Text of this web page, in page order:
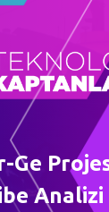
Ge
Analizi